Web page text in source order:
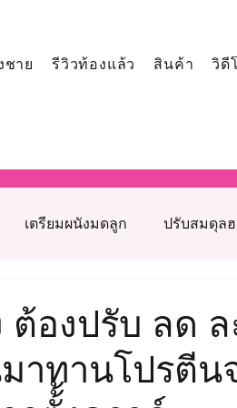
ชาย รีวิวท้องแล้ว สินค้า วิดี
เตรียมผนังมดลูก ปรับสมดุล
ย์ วิตามินบำรุงเตรียมตั้งครรภ์
ต้องปรับ ลด
าทานโปรตีน